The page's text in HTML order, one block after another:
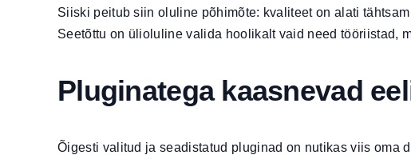
Siiski peitub siin oluline põhimõte: kvaliteet on alati
Seetõttu on ülioluline valida hoolikalt vaid need tööriistad,
Pluginatega kaasnevad
Õigesti valitud ja seadistatud pluginad on nutikas viis oma